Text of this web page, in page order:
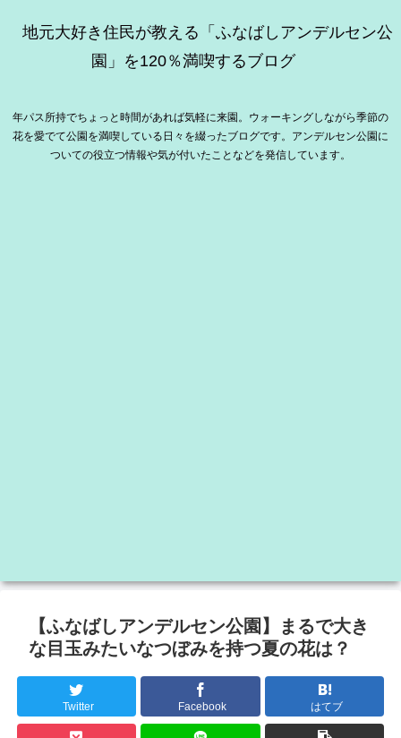
地元大好き住民が教える「ふなばしアンデルセン公
園」を120％満喫するブログ
年パス所持でちょっと時間があれば気軽に来園。ウォーキングしながら季節の
花を愛でて公園を満喫している日々を綴ったブログです。アンデルセン公園に
ついての役立つ情報や気が付いたことなどを発信しています。
【ふなばしアンデルセン公園】まるで大き
な目玉みたいなつぼみを持つ夏の花は？
Twitter Facebook はてブ